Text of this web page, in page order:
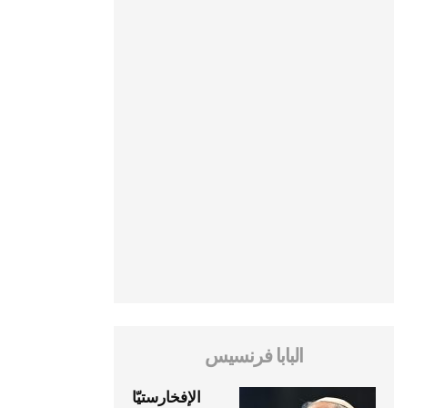
البابا فرنسيس
الإفخارستيّا